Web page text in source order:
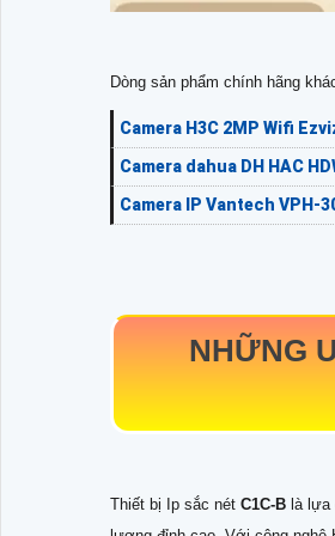
Dòng sản phẩm chính hãng
Camera H3C 2MP Wifi
Camera dahua DH HAC
Camera IP Vantech VPH-
NHỮNG
Thiết bị Ip sắc nét C1C-B là